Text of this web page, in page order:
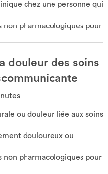
chez une personne qui
non pharmacologiques pour
douleur des soins
ou douleur liée aux soins
douloureux ou
non pharmacologiques pour